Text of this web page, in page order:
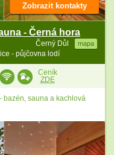
- Černá hora
Černý Důl mapa
- půjčovna lodí
Zobrazit kontakty
Ceník
ZDE
bazén, sauna a kachlová